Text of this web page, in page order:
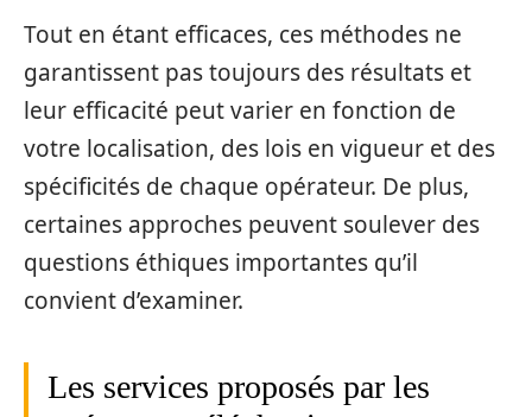
Tout en étant efficaces, ces méthodes ne
garantissent pas toujours des résultats et
leur efficacité peut varier en fonction de
votre localisation, des lois en vigueur et des
spécificités de chaque opérateur. De plus,
certaines approches peuvent soulever des
questions éthiques importantes qu’il
convient d’examiner.
Les services proposés par les